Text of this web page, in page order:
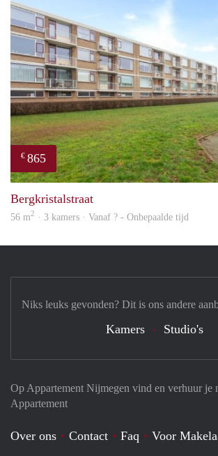
€ 865
Bergkristalstraat
56 m2 · 3 kamers · Vanaf ? - Onbepaalde tijd
Op Appartement Nijmegen vind en verhuur je
Appartement
Over ons Contact Faq Voor
Niks leuks gevonden? Dit is ons andere
Kamers Studio's